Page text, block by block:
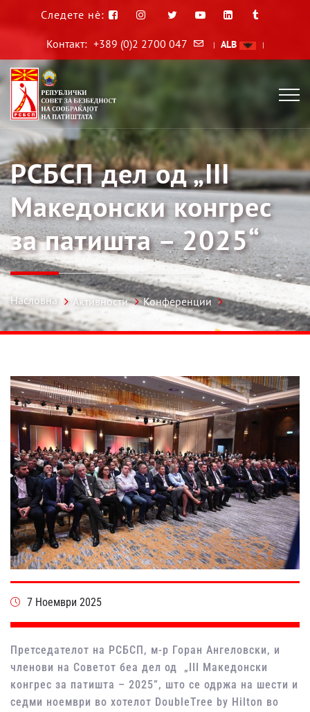
Следете нè:
Контакт: +389 (0)2 2700 047 | ALB |
РСБСП дел од „III
Македонски конгрес
за патишта – 2025“
Насловна Активности Конференции
7 Ноември 2025
Претседателот на РСБСП, м-р Горан Ангеловски, и
членови на Советот беа дел од „III Македонски
конгрес за патишта – 2025”, што се одржа на шести и
седми ноември во хотелот DoubleTree by Hilton во